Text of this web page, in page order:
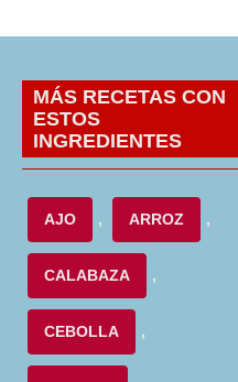
MÁS RECETAS CON
ESTOS
INGREDIENTES
AJO , ARROZ ,
CALABAZA ,
CEBOLLA ,